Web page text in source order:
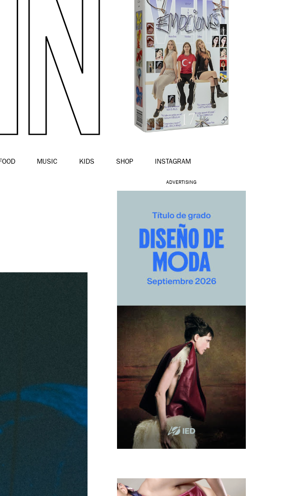
MUSIC KIDS SHOP INSTAGRAM
ADVERTISING